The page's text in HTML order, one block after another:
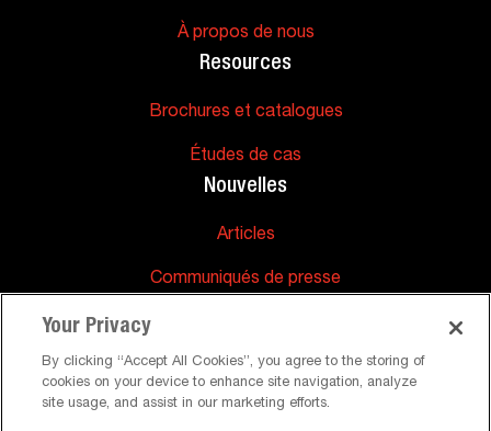
À propos de nous
Resources
Brochures et catalogues
Études de cas
Nouvelles
Articles
Communiqués de presse
FAQs
Your Privacy
By clicking “Accept All Cookies”, you agree to the storing of
cookies on your device to enhance site navigation, analyze
site usage, and assist in our marketing efforts.